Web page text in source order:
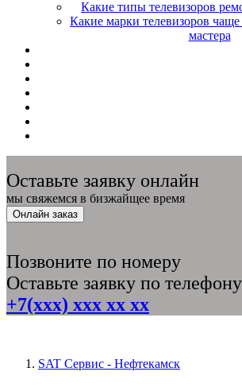
Какие типы телевизоров
Какие марки телевизоров
мастера
Оставьте заявку онлайн
мы свяжемся в бизжайщее время
Онлайн заказ
Позвоните по номеру
Оставьте заявку по
+7(xxx) xxx xx xx
SAT Сервис - Нефтекамск